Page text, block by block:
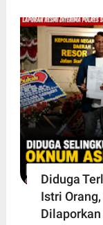
Diduga
Istri